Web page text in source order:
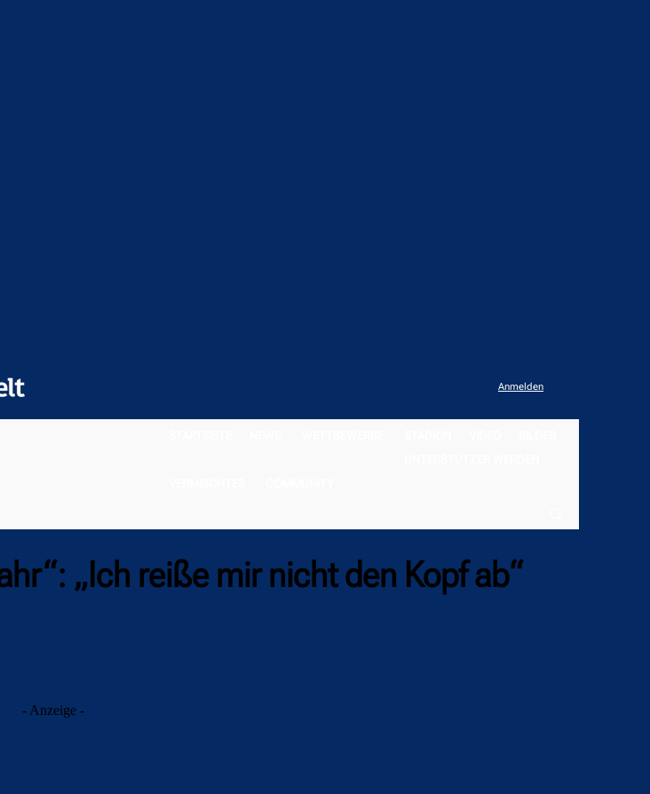
Anmelden
„Ich reiße mir nicht den Kopf ab“
- Anzeige -